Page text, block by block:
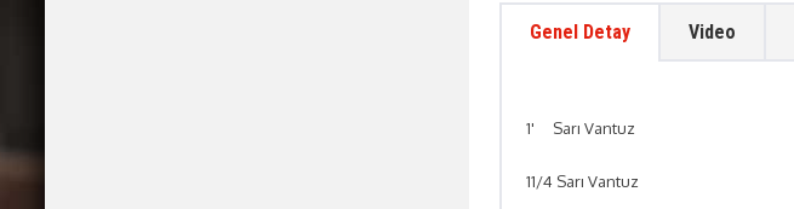
Genel Detay Video
1' Sarı Vantuz
11/4 Sarı Vantuz